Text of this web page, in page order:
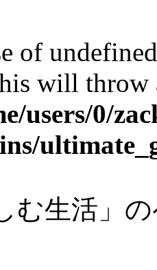
of
will
users/0/
む生活」